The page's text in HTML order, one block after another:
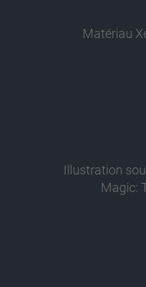
Matériau
Illustration
Magic: